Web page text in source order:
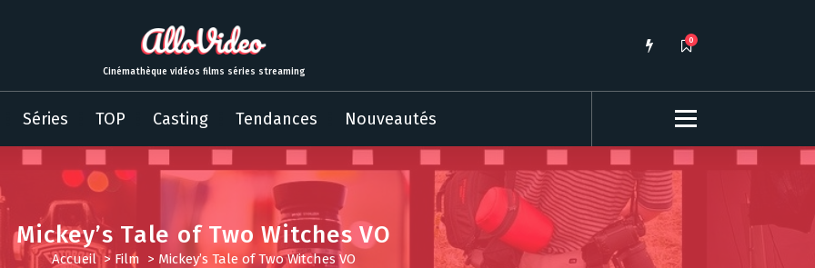
Cinémathèque vidéos films séries streaming
0
Séries TOP Casting Tendances Nouveautés
Mickey’s Tale of Two Witches VO
Accueil> Film > Mickey’s Tale of Two Witches VO